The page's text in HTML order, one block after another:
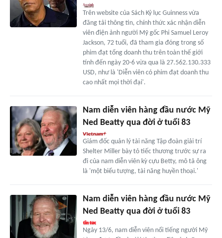
Trên website của Sách Kỷ lục Guinness vừa
đăng tải thông tin, chính thức xác nhận diễn
viên điện ảnh người Mỹ gốc Phi Samuel Leroy
Jackson, 72 tuổi, đã tham gia đóng trong số
phim đạt tổng doanh thu trên toàn thế giới
tính đến ngày 20-6 vừa qua là 27.562.130.333
USD, như là 'Diễn viên có phim đạt doanh thu
cao nhất mọi thời đại'.
Nam diễn viên hàng đầu nước Mỹ
Ned Beatty qua đời ở tuổi 83
Giám đốc quản lý tài năng Tập đoàn giải trí
Shelter Miller bày tỏ tiếc thương trước sự ra
đi của nam diễn viên kỳ cựu Betty, mô tả ông
là 'một biểu tượng, tài năng huyền thoại.'
Nam diễn viên hàng đầu nước Mỹ
Ned Beatty qua đời ở tuổi 83
Ngày 13/6, nam diễn viên nổi tiếng người Mỹ